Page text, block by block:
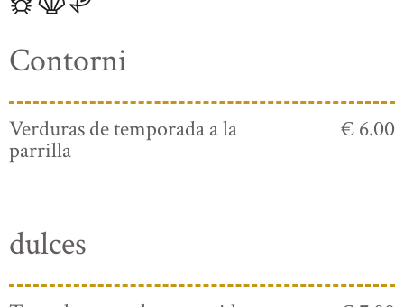
Contorni
Verduras de temporada a la
parrilla
€ 6.00
dulces